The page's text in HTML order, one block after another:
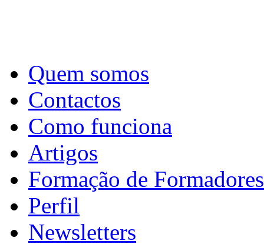
Quem somos
Contactos
Como funciona
Artigos
Formação de Formadores
Perfil
Newsletters